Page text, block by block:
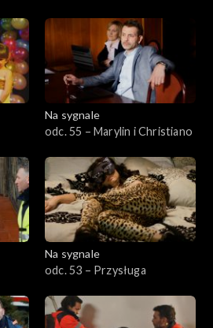
Na sygnale
odc. 55 – Marylin i Christiano
Na sygnale
odc. 53 – Przysługa